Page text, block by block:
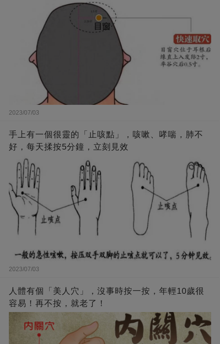
2023/07/03
手上有一個很靈的「止咳點」，咳嗽、哮喘，肺不
好，每天揉按5分鐘，立刻見效
2023/07/03
人體有個「美人穴」，沒事時按一按，年輕10歲很
容易！再不按，就老了！